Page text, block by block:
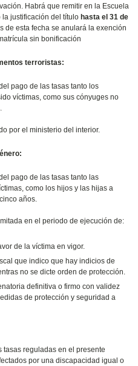
Habrá que remitir en la Escuela
la justificación del títulohasta el 31 de
de esta fecha se anulará la exención
sin bonificación
terroristas:
pago de las tasas tanto los
víctimas, como sus cónyuges no
por el ministerio del interior.
pago de las tasas tanto las
como los hijos y las hijas a
años.
en el periodo de ejecución de:
de la víctima en vigor.
que indico que hay indicios de
no se dicte orden de protección.
definitiva o firmo con validez
de protección y seguridad a
tasas reguladas en el presente
por una discapacidad igual o